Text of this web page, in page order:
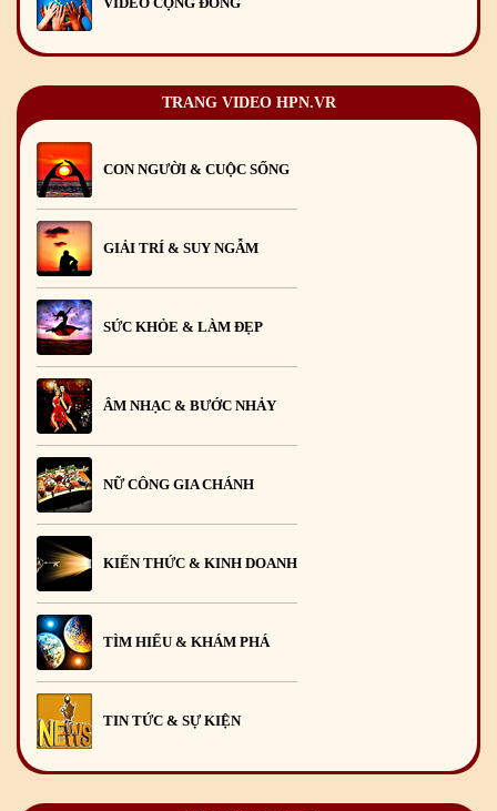
TRANG VIDEO HPN.VR
CON NGƯỜI & CUỘC SỐNG
GIẢI TRÍ & SUY NGẪM
SỨC KHỎE & LÀM ĐẸP
ÂM NHẠC & BƯỚC NHẢY
NỮ CÔNG GIA CHÁNH
KIẾN THỨC & KINH DOANH
TÌM HIỂU & KHÁM PHÁ
TIN TỨC & SỰ KIỆN